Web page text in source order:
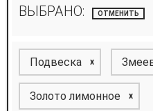
ВЫБРАНО: ОТМЕНИТЬ
Подвеска x
Золото лимонное x